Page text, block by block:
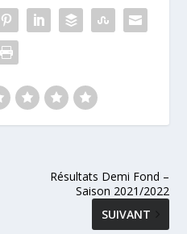
Résultats Demi Fond –
Saison 2021/2022
SUIVANT